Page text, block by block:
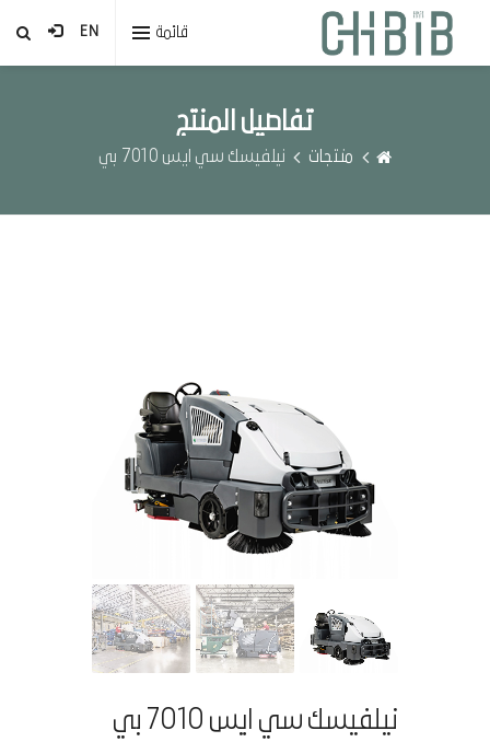
EN قائمة
تفاصيل المنتج
منتجات نيلفيسك سي ايس 7010 بي
نيلفيسك سي ايس 7010 بي